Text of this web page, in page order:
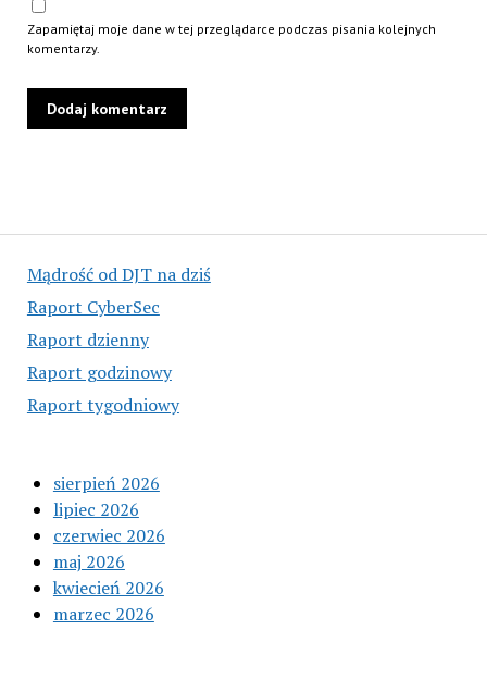
Mądrość od DJT na dziś
Raport CyberSec
Raport dzienny
Raport godzinowy
Raport tygodniowy
sierpień 2026
lipiec 2026
czerwiec 2026
maj 2026
kwiecień 2026
marzec 2026
Zapamiętaj moje dane w tej przeglądarce podczas pisania kolejnych
komentarzy.